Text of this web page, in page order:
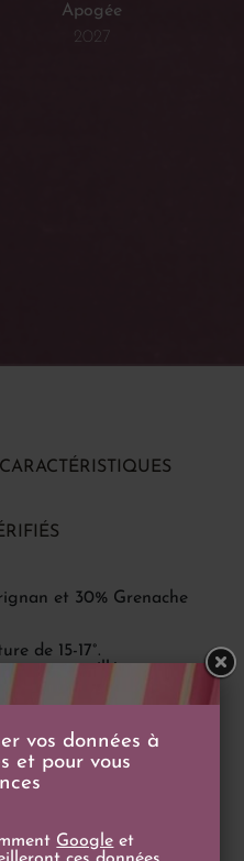
Apogée
2027
CARACTÉRISTIQUES
et 30% Grenache
de 15-17°.
rouges grillées sur
de caractère ou un
vos données à
et pour vous
Google et